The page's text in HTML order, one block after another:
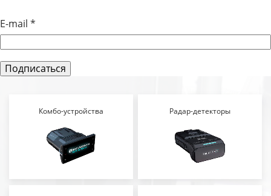
E-mail *
Комбо-устройства Радар-детекторы